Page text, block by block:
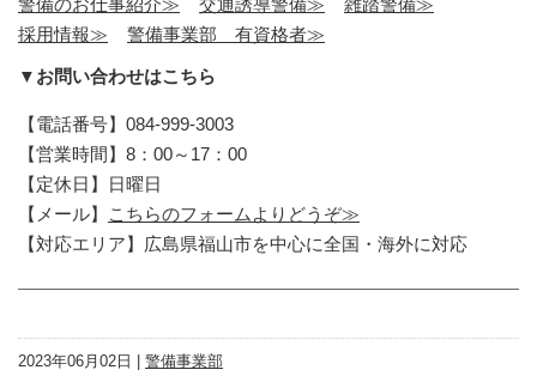
警備のお仕事紹介≫ 交通誘導警備≫
雑踏警備≫
採用情報≫
警備事業部 有資格者≫
▼お問い合わせはこちら
【電話番号】084-999-3003
【営業時間】8：00～17：00
【定休日】日曜日
【メール】
こちらのフォームよりどうぞ≫
【対応エリア】広島県福山市を中心に全国・海外に対応
2023年06月02日 | 警備事業部